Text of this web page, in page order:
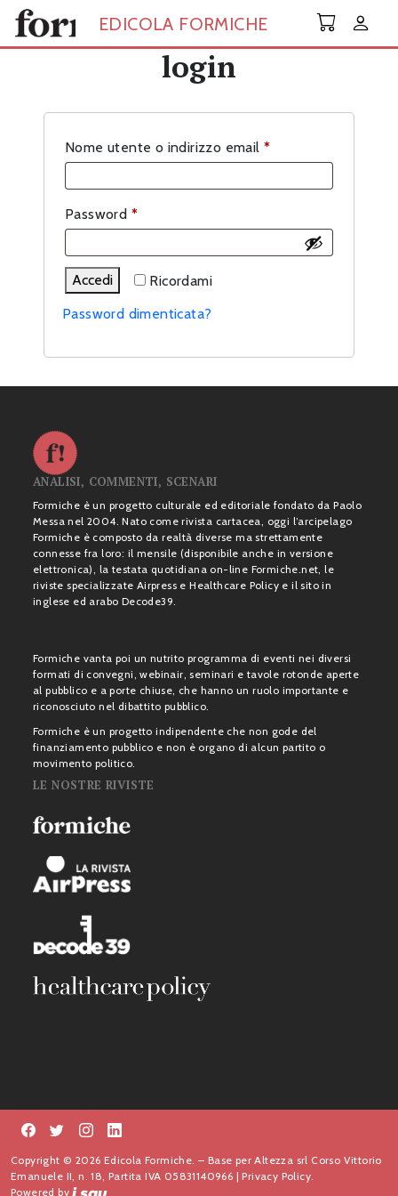
Skip to main content
EDICOLA FORMICHE
login
Nome utente o indirizzo email *Richiesto
Password *Richiesto
Ricordami
Accedi
Password dimenticata?
ANALISI, COMMENTI, SCENARI
Formiche è un progetto culturale ed editoriale fondato da Paolo
Messa nel 2004. Nato come rivista cartacea, oggi l’arcipelago
Formiche è composto da realtà diverse ma strettamente
connesse fra loro: il mensile (disponibile anche in versione
elettronica), la testata quotidiana on-line Formiche.net, le
riviste specializzate Airpress e Healthcare Policy e il sito in
inglese ed arabo Decode39.
Formiche vanta poi un nutrito programma di eventi nei diversi
formati di convegni, webinair, seminari e tavole rotonde aperte
al pubblico e a porte chiuse, che hanno un ruolo importante e
riconosciuto nel dibattito pubblico.
Formiche è un progetto indipendente che non gode del
finanziamento pubblico e non è organo di alcun partito o
movimento politico.
LE NOSTRE RIVISTE
Copyright © 2026 Edicola Formiche. – Base per Altezza srl Corso Vittorio
Emanuele II, n. 18, Partita IVA 05831140966 |Privacy Policy.
Powered by